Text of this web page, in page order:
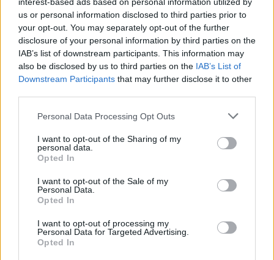
us or personal information disclosed to third parties prior to
your opt-out. You may separately opt-out of the further
disclosure of your personal information by third parties on the
IAB’s list of downstream participants. This information may
also be disclosed by us to third parties on the IAB’s List of
Downstream Participants that may further disclose it to other
Personal Data Processing Opt Outs
I want to opt-out of the Sharing of my
personal data.
Opted In
I want to opt-out of the Sale of my
Personal Data.
Opted In
I want to opt-out of processing my
Personal Data for Targeted Advertising.
Opted In